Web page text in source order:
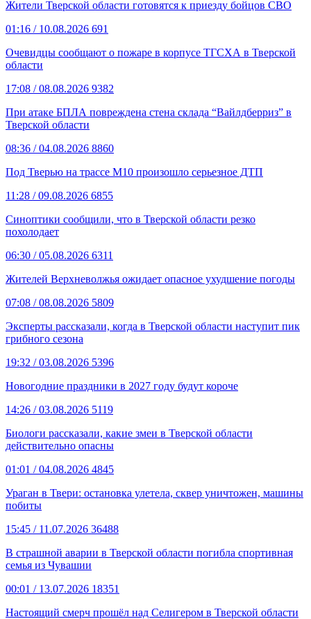
Жители Тверской области готовятся к приезду бойцов СВО
01:16 / 10.08.2026 691
Очевидцы сообщают о пожаре в корпусе ТГСХА в Тверской
области
17:08 / 08.08.2026 9382
При атаке БПЛА повреждена стена склада “Вайлдберриз” в
Тверской области
08:36 / 04.08.2026 8860
Под Тверью на трассе М10 произошло серьезное ДТП
11:28 / 09.08.2026 6855
Синоптики сообщили, что в Тверской области резко
похолодает
06:30 / 05.08.2026 6311
Жителей Верхневолжья ожидает опасное ухудшение погоды
07:08 / 08.08.2026 5809
Эксперты рассказали, когда в Тверской области наступит пик
грибного сезона
19:32 / 03.08.2026 5396
Новогодние праздники в 2027 году будут короче
14:26 / 03.08.2026 5119
Биологи рассказали, какие змеи в Тверской области
действительно опасны
01:01 / 04.08.2026 4845
Ураган в Твери: остановка улетела, сквер уничтожен, машины
побиты
15:45 / 11.07.2026 36488
В страшной аварии в Тверской области погибла спортивная
семья из Чувашии
00:01 / 13.07.2026 18351
Настоящий смерч прошёл над Селигером в Тверской области